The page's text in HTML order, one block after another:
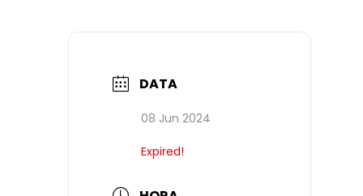
DATA
08 Jun 2024
Expired!